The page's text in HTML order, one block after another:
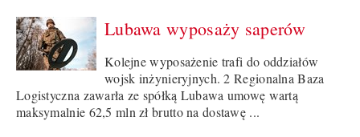
Lubawa wyposaży saperów
Kolejne wyposażenie trafi do oddziałów
wojsk inżynieryjnych. 2 Regionalna Baza
Logistyczna zawarła ze spółką Lubawa umowę wartą
maksymalnie 62,5 mln zł brutto na dostawę ...